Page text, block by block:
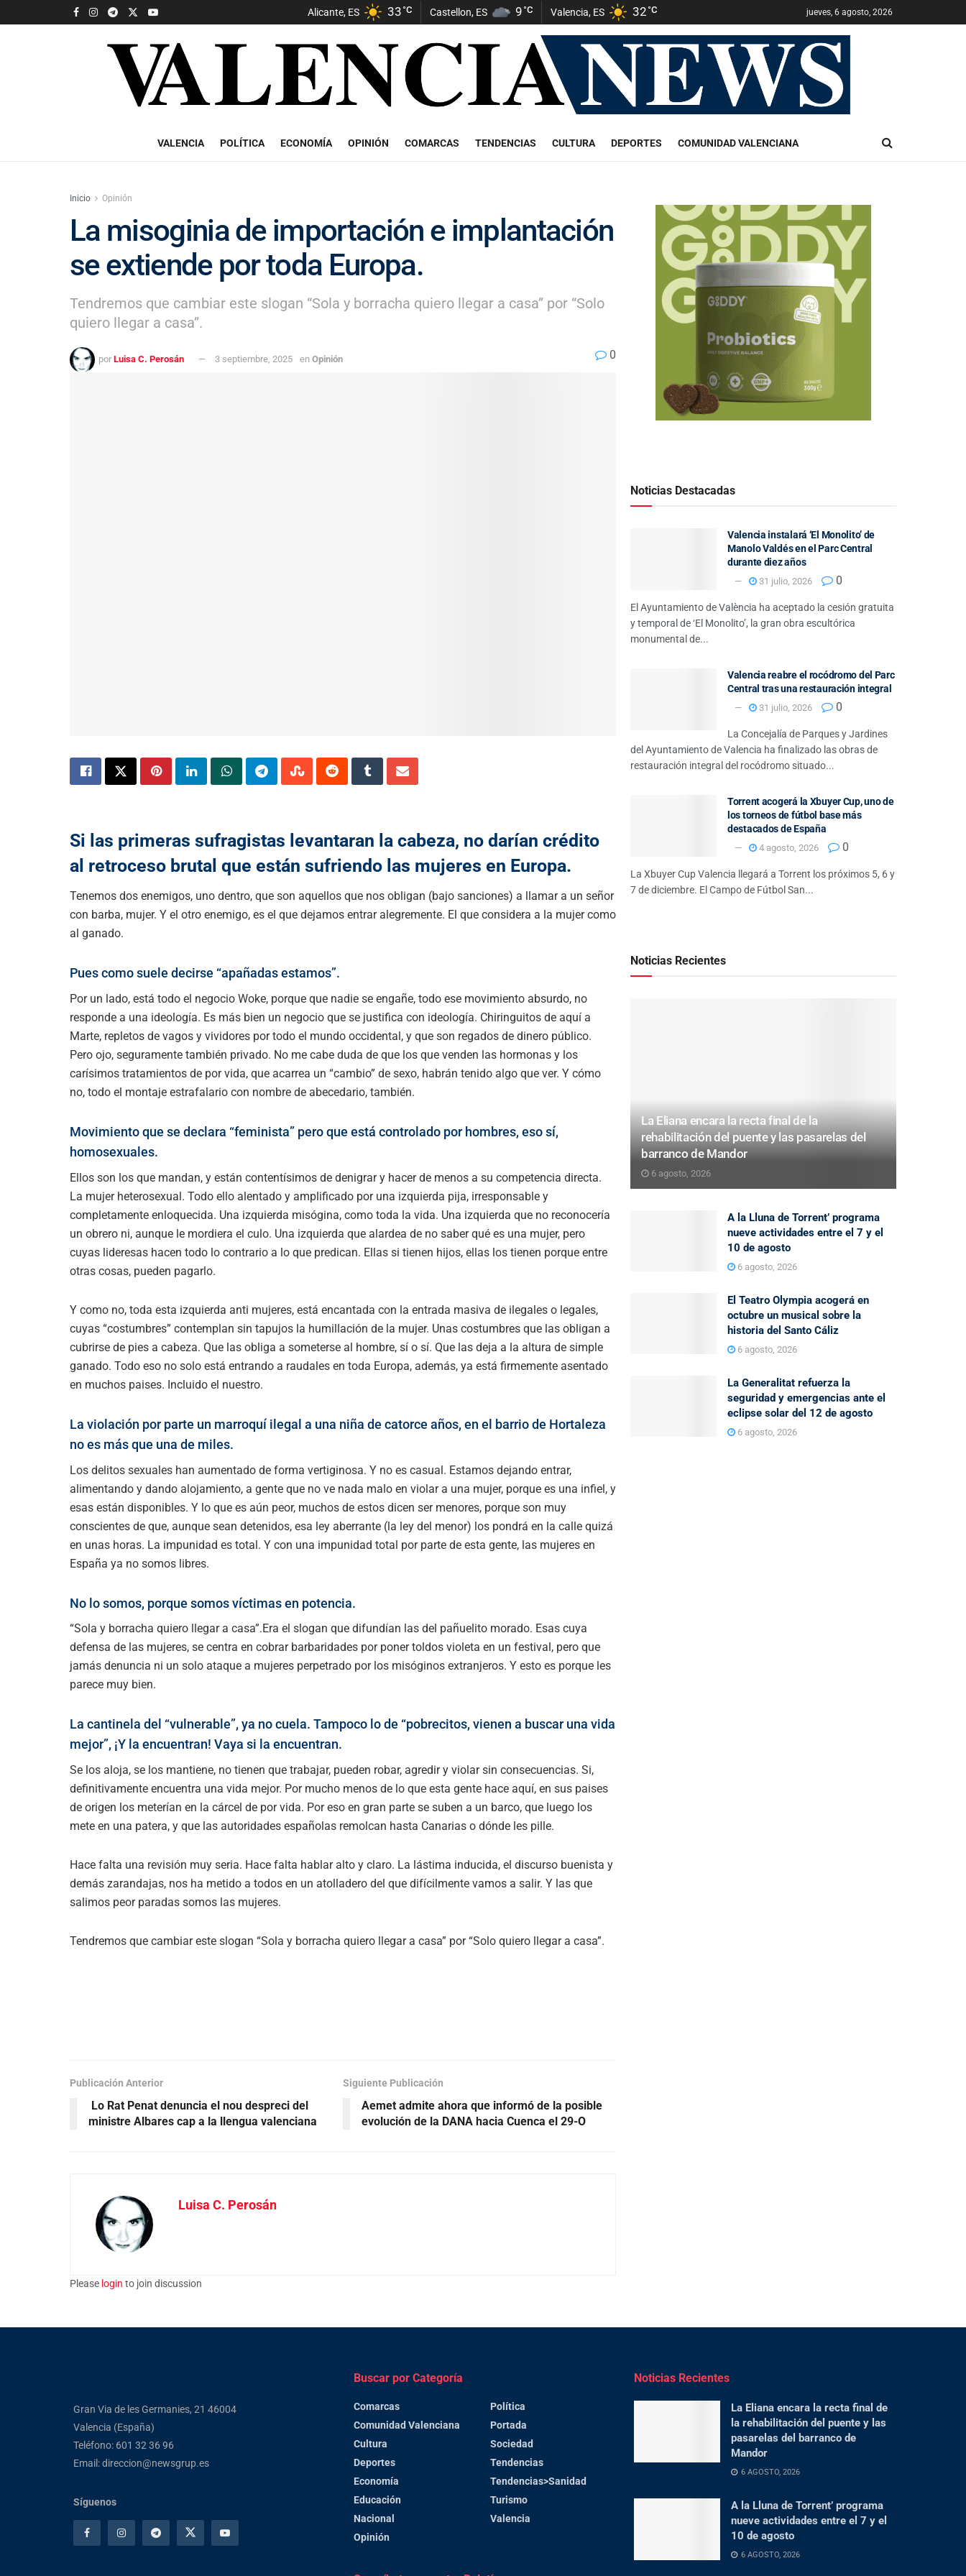
Alicante, ES 33°C Castellon, ES 9°C Valencia, ES 32°C jueves, 6 agosto, 2026
VALENCIA POLÍTICA ECONOMÍA OPINIÓN COMARCAS TENDENCIAS CULTURA DEPORTES COMUNIDAD VALENCIANA
Inicio Opinión
La misoginia de importación e implantación
se extiende por toda Europa.
Tendremos que cambiar este slogan “Sola y borracha quiero llegar a casa” por “Solo
quiero llegar a casa”.
por Luisa C. Perosán 3 septiembre, 2025 en Opinión 0
Si las primeras sufragistas levantaran la cabeza, no darían crédito
al retroceso brutal que están sufriendo las mujeres en Europa.
Tenemos dos enemigos, uno dentro, que son aquellos que nos obligan (bajo sanciones) a llamar a un señor
con barba, mujer. Y el otro enemigo, es el que dejamos entrar alegremente. El que considera a la mujer como
al ganado.
Pues como suele decirse “apañadas estamos”.
Por un lado, está todo el negocio Woke, porque que nadie se engañe, todo ese movimiento absurdo, no
responde a una ideología. Es más bien un negocio que se justifica con ideología. Chiringuitos de aquí a
Marte, repletos de vagos y vividores por todo el mundo occidental, y que son regados de dinero público.
Pero ojo, seguramente también privado. No me cabe duda de que los que venden las hormonas y los
carísimos tratamientos de por vida, que acarrea un “cambio” de sexo, habrán tenido algo que ver. Y cómo
no, todo el montaje estrafalario con nombre de abecedario, también.
Movimiento que se declara “feminista” pero que está controlado por hombres, eso sí,
homosexuales.
Ellos son los que mandan, y están contentísimos de denigrar y hacer de menos a su competencia directa.
La mujer heterosexual. Todo ello alentado y amplificado por una izquierda pija, irresponsable y
completamente enloquecida. Una izquierda misógina, como toda la vida. Una izquierda que no reconocería
un obrero ni, aunque le mordiera el culo. Una izquierda que alardea de no saber qué es una mujer, pero
cuyas lideresas hacen todo lo contrario a lo que predican. Ellas si tienen hijos, ellas los tienen porque entre
otras cosas, pueden pagarlo.
Y como no, toda esta izquierda anti mujeres, está encantada con la entrada masiva de ilegales o legales,
cuyas “costumbres” contemplan sin tapujos la humillación de la mujer. Unas costumbres que las obligan a
cubrirse de pies a cabeza. Que las obliga a someterse al hombre, sí o sí. Que las deja a la altura de simple
ganado. Todo eso no solo está entrando a raudales en toda Europa, además, ya está firmemente asentado
en muchos paises. Incluido el nuestro.
La violación por parte un marroquí ilegal a una niña de catorce años, en el barrio de Hortaleza
no es más que una de miles.
Los delitos sexuales han aumentado de forma vertiginosa. Y no es casual. Estamos dejando entrar,
alimentando y dando alojamiento, a gente que no ve nada malo en violar a una mujer, porque es una infiel, y
esas están disponibles. Y lo que es aún peor, muchos de estos dicen ser menores, porque son muy
conscientes de que, aunque sean detenidos, esa ley aberrante (la ley del menor) los pondrá en la calle quizá
en unas horas. La impunidad es total. Y con una impunidad total por parte de esta gente, las mujeres en
España ya no somos libres.
No lo somos, porque somos víctimas en potencia.
“Sola y borracha quiero llegar a casa”.Era el slogan que difundían las del pañuelito morado. Esas cuya
defensa de las mujeres, se centra en cobrar barbaridades por poner toldos violeta en un festival, pero que
jamás denuncia ni un solo ataque a mujeres perpetrado por los misóginos extranjeros. Y esto es porque les
parece muy bien.
La cantinela del “vulnerable”, ya no cuela. Tampoco lo de “pobrecitos, vienen a buscar una vida
mejor”, ¡Y la encuentran! Vaya si la encuentran.
Se los aloja, se los mantiene, no tienen que trabajar, pueden robar, agredir y violar sin consecuencias. Si,
definitivamente encuentra una vida mejor. Por mucho menos de lo que esta gente hace aquí, en sus paises
de origen los meterían en la cárcel de por vida. Por eso en gran parte se suben a un barco, que luego los
mete en una patera, y que las autoridades españolas remolcan hasta Canarias o dónde les pille.
Hace falta una revisión muy seria. Hace falta hablar alto y claro. La lástima inducida, el discurso buenista y
demás zarandajas, nos ha metido a todos en un atolladero del que difícilmente vamos a salir. Y las que
salimos peor paradas somos las mujeres.
Tendremos que cambiar este slogan “Sola y borracha quiero llegar a casa” por “Solo quiero llegar a casa”.
Publicación Anterior
Lo Rat Penat denuncia el nou despreci del
ministre Albares cap a la llengua valenciana
Siguiente Publicación
Aemet admite ahora que informó de la posible
evolución de la DANA hacia Cuenca el 29-O
Luisa C. Perosán
Please login to join discussion
Noticias Destacadas
Valencia instalará ‘El Monolito’ de
Manolo Valdés en el Parc Central
durante diez años
31 julio, 2026 0
El Ayuntamiento de València ha aceptado la cesión gratuita
y temporal de ‘El Monolito’, la gran obra escultórica
monumental de...
Valencia reabre el rocódromo del Parc
Central tras una restauración integral
31 julio, 2026 0
La Concejalía de Parques y Jardines
del Ayuntamiento de Valencia ha finalizado las obras de
restauración integral del rocódromo situado...
Torrent acogerá la Xbuyer Cup, uno de
los torneos de fútbol base más
destacados de España
4 agosto, 2026 0
La Xbuyer Cup Valencia llegará a Torrent los próximos 5, 6 y
7 de diciembre. El Campo de Fútbol San...
Noticias Recientes
La Eliana encara la recta final de la
rehabilitación del puente y las pasarelas del
barranco de Mandor
6 agosto, 2026
A la Lluna de Torrent’ programa
nueve actividades entre el 7 y el
10 de agosto
6 agosto, 2026
El Teatro Olympia acogerá en
octubre un musical sobre la
historia del Santo Cáliz
6 agosto, 2026
La Generalitat refuerza la
seguridad y emergencias ante el
eclipse solar del 12 de agosto
6 agosto, 2026
Gran Via de les Germanies, 21 46004
Valencia (España)
Teléfono: 601 32 36 96
Email: direccion@newsgrup.es
Síguenos
Buscar por Categoría
Comarcas
Comunidad Valenciana
Cultura
Deportes
Economía
Educación
Nacional
Opinión
Política
Portada
Sociedad
Tendencias
Tendencias>Sanidad
Turismo
Valencia
Noticias Recientes
La Eliana encara la recta final de
la rehabilitación del puente y las
pasarelas del barranco de
Mandor
6 AGOSTO, 2026
A la Lluna de Torrent’ programa
nueve actividades entre el 7 y el
10 de agosto
6 AGOSTO, 2026